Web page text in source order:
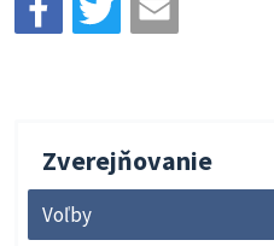
Zverejňovanie
Voľby